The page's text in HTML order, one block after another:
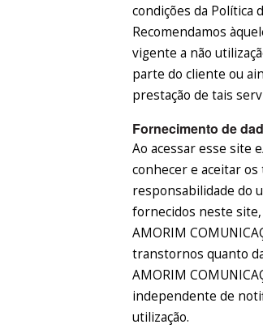
condições da Política
Recomendamos
vigente a não
parte do cliente ou
prestação de tais
Fornecimento de
Ao acessar esse site
conhecer e aceitar os
responsabilidade do
fornecidos neste site,
AMORIM
transtornos quanto
AMORIM
independente de
utilização.